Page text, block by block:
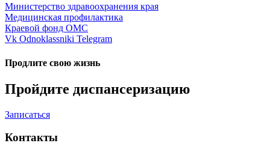
Министерство здравоохранения края
Медицинская профилактика
Краевой фонд ОМС
Vk Odnoklassniki Telegram
Продлите свою жизнь
Пройдите диспансеризацию
Записаться
Контакты